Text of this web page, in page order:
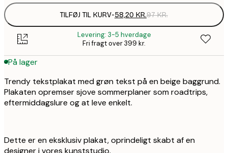
TILFØJ TIL KURV-58,20 KR.97 KR.
Levering: 3-5 hverdage
Fri fragt over 399 kr.
På lager
Trendy tekstplakat med grøn tekst på en beige baggrund.
Plakaten opremser sjove sommerplaner som roadtrips,
eftermiddagslure og at leve enkelt.
Dette er en eksklusiv plakat, oprindeligt skabt af en
designer i vores kunststudio.